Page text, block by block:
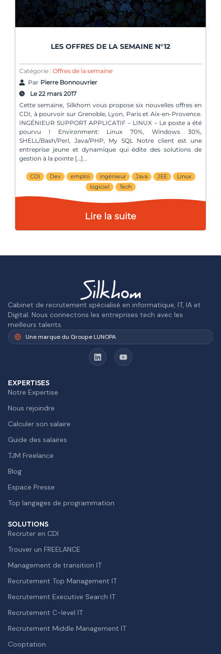
LES OFFRES DE LA SEMAINE N°12
Catégorie : Offres de la semaine
Par Pierre Bonnouvrier
Le 22 mars 2017
Cette semaine, Silkhom vous propose six nouvelles offres en
CDI, à pourvoir sur Grenoble, Lyon, Paris et Aix-en-Provence.
INGÉNIEUR SUPPORT APPLICATIF – LINUX – Le poste a été
pourvu ! Environment: Linux 70%, Windows 30%,
SHELL/Bash/Perl, Java/PHP, My SQL Notre client est une
entreprise jeune et dynamique qui édite des solutions de
gestion à la pointe […]
CDI Dev emploi ingénieur Java JEE
Linux
logiciel
Tech
Lire la suite
Cabinet de recrutement spécialisé en informatique, IT, IA et
Digital. Nous connectons les entreprises tech avec les
meilleurs talents.
Une marque du Groupe LUNOPA
EXPERTISES
Notre Expertise
Nous rejoindre
Calculer son salaire
Guide des salaires
TJM Freelance
Blog
Espace Presse
Top langages de programmation
SOLUTIONS
Recruter en CDI
Trouver un FREELANCE
Management de transition IT
Recrutement Top Management IT
Recrutement Executive Search IT
Recrutement C-level IT
Recrutement Middle Management IT
Cooptation